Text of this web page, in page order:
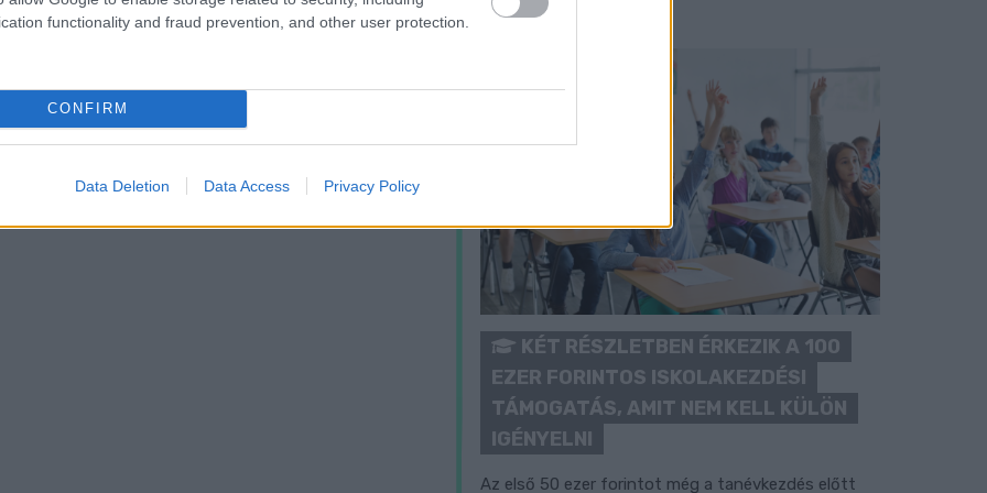
functionality and fraud prevention, and other user protection.
CONFIRM
Data Deletion Data Access Privacy Policy
KÉT RÉSZLETBEN ÉRKEZIK A 100
EZER FORINTOS ISKOLAKEZDÉSI
TÁMOGATÁS, AMIT NEM KELL KÜLÖN
IGÉNYELNI
Az első 50 ezer forintot még a tanévkezdés előtt